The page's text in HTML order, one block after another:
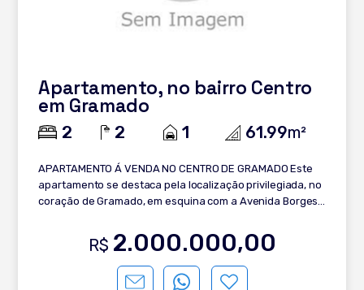
Apartamento, no bairro Centro
em Gramado
2 2 1 61.99m²
APARTAMENTO Á VENDA NO CENTRO DE GRAMADO Este
apartamento se destaca pela localização privilegiada, no
coração de Gramado, em esquina com a Avenida Borges
Living integrado; - Sala de estar; - Lareira; - Sala de
jantar; - Cozinha planejada; - Sacada; - Vaga de garagem.
Entre em contato e saiba mais!
R$ 2.000.000,00